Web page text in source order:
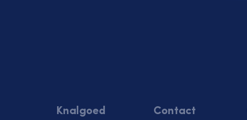
Knalgoed Contact